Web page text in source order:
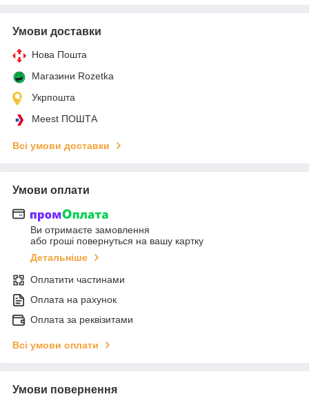
Умови доставки
Нова Пошта
Магазини Rozetka
Укрпошта
Meest ПОШТА
Всі умови доставки
Умови оплати
Ви отримаєте замовлення
або гроші повернуться на вашу картку
Детальніше
Оплатити частинами
Оплата на рахунок
Оплата за реквізитами
Всі умови оплати
Умови повернення